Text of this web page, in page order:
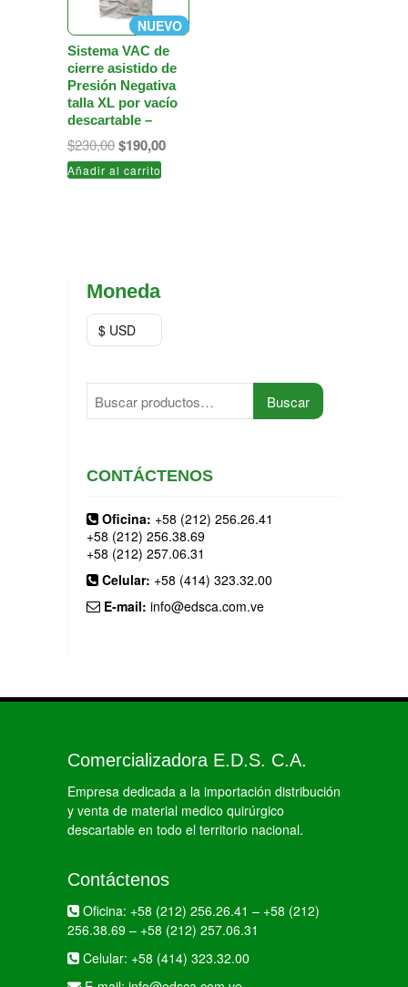
NUEVO
Sistema VAC de
cierre asistido de
Presión Negativa
talla XL por vacío
descartable –
$230,00El
precio
original
$190,00El
Añadir al carrito
Moneda
$ USD
por:Buscar
CONTÁCTENOS
Oficina: +58 (212) 256.26.41
+58 (212) 256.38.69
+58 (212) 257.06.31
Celular: +58 (414) 323.32.00
E-mail: info@edsca.com.ve
Comercializadora E.D.S. C.A.
Empresa dedicada a la importación distribución
y venta de material medico quirúrgico
descartable en todo el territorio nacional.
Contáctenos
Oficina: +58 (212) 256.26.41 – +58 (212)
256.38.69 – +58 (212) 257.06.31
Celular: +58 (414) 323.32.00